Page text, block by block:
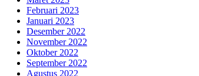
Februari 2023
Januari 2023
Desember 2022
November 2022
Oktober 2022
September 2022
Agustus 2022